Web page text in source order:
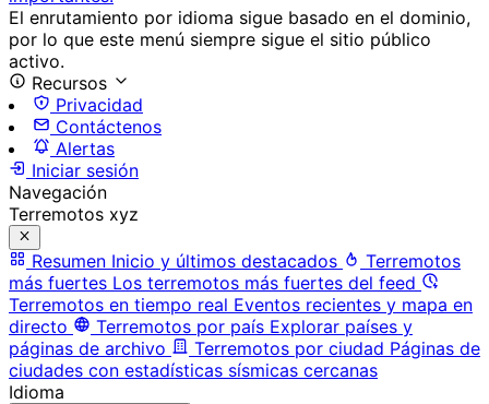
El enrutamiento por idioma sigue basado en el dominio,
por lo que este menú siempre sigue el sitio público
activo.
Recursos
Privacidad
Contáctenos
Alertas
Iniciar sesión
Navegación
Terremotos xyz
Resumen Inicio y últimos destacados
Terremotos
más fuertes Los terremotos más fuertes del feed
Terremotos en tiempo real Eventos recientes y mapa en
directo
Terremotos por país Explorar países y
páginas de archivo
Terremotos por ciudad Páginas de
ciudades con estadísticas sísmicas cercanas
Idioma